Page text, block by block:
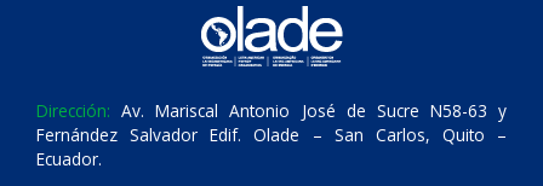
Dirección: Av. Mariscal Antonio José de Sucre N58-63 y
Fernández Salvador Edif. Olade – San Carlos, Quito –
Ecuador.